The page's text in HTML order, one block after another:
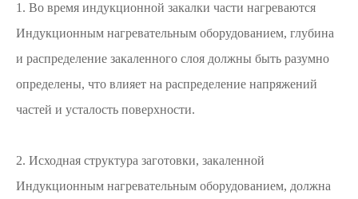
1. Во время индукционной закалки части нагреваются
Индукционным нагревательным оборудованием, глубина
и распределение закаленного слоя должны быть разумно
определены, что влияет на распределение напряжений
частей и усталость поверхности.
2. Исходная структура заготовки, закаленной
Индукционным нагревательным оборудованием, должна